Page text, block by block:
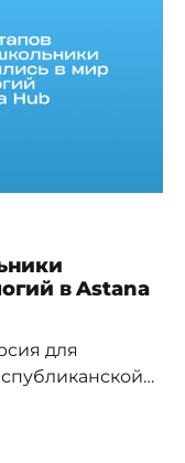
IT-
в Astana
для